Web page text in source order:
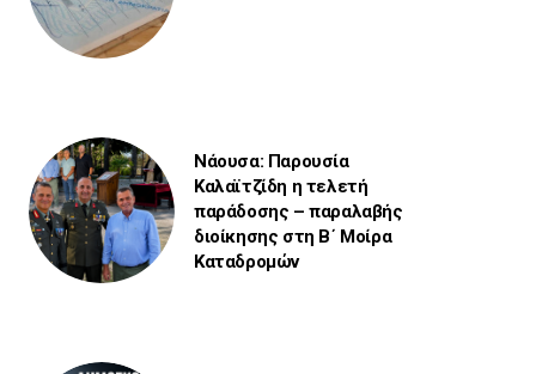
Νάουσα: Παρουσία
Καλαϊτζίδη η τελετή
παράδοσης – παραλαβής
διοίκησης στη Β΄ Μοίρα
Καταδρομών